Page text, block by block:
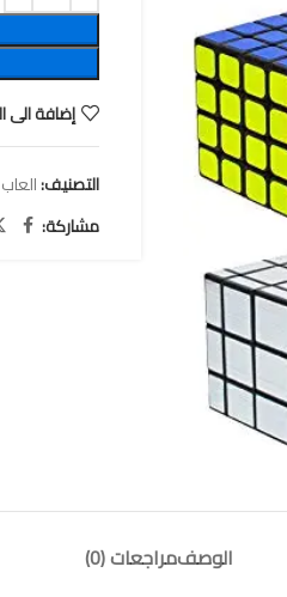
إضافة الى
التصنيف:
مشاركة:
الوصفمراجعات (0)